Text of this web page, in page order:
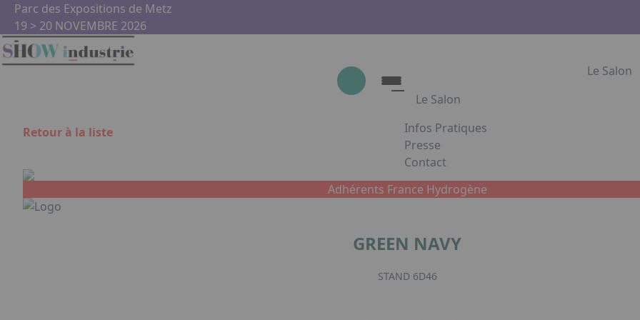
Aller au contenu principal
Parc des Expositions de Metz
19 > 20 NOVEMBRE 2026
Le Salon
Le Salon
Le Salon
Show Industrie
Partenaires
Show Industrie en images
Infos Pratiques
Presse
Contact
Appuyez sur Entrée pour ouvrir le lien.
Retour à la liste
Adhérents France Hydrogène
GREEN NAVY
STAND 6D46
Panneau de gestion des cookies